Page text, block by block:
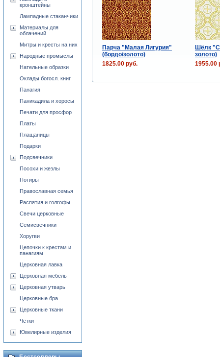
Парча "Малая Лигурия"
(бордо/золото)
Шёлк
золото)
1825.00 руб.
1955.00
кронштейны
Лампадные стаканчики
Материалы для
облачений
Митры и кресты на них
Народные промыслы
Нательные образки
Оклады богосл. книг
Панагия
Паникадила и хоросы
Печати для просфор
Платы
Плащаницы
Подарки
Подсвечники
Посохи и жезлы
Потиры
Православная семья
Распятия и голгофы
Свечи церковные
Семисвечники
Хоругви
Цепочки к крестам и
панагиям
Церковная лавка
Церковная мебель
Церковная утварь
Церковные бра
Церковные ткани
Чётки
Ювелирные изделия